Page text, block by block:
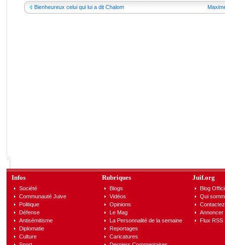
Bienheureux celui qui lui a dit Chalom
Infos
Société
Communauté Juive
Politique
Défense
Antisémitisme
Diplomatie
Culture
Rubriques
Blogs
Vidéos
Opinions
Le Mag
La Personnalité de la semaine
Reportages
Caricatures
Juif.org
Blog
Qui
Annoncer
Flux RSS